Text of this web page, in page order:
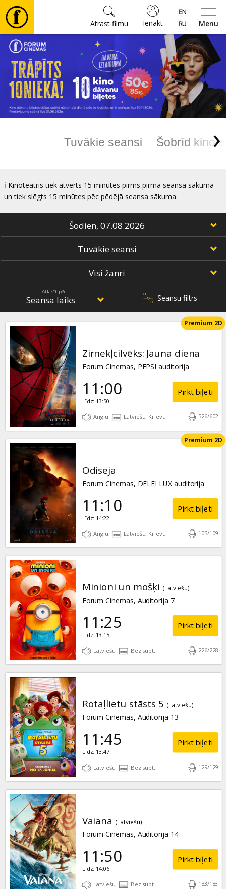
Menu
Ienākt
Atrast filmu
Filmas
🎵
Biļetes
Ziņas
B2B
Kino
Klubs
Tuvākie seansi Šobrīd ›
ℹ️ Kinoteātris tiek atvērts 15 minūtes pirms pirmā seansa sākuma
un tiek slēgts 15 minūtes pēc pēdējā seansa sākuma.
Atlasīt pēc
Seansu filtrs
Zirnekļcilvēks: Jauna diena
Forum Cinemas, PEPSI auditorija
Premium 2D
11:00
Līdz: 13:50
Pirkt biļeti
Angļu Latviešu, Krievu 526/602
Odiseja
Forum Cinemas, DELFI LUX auditorija
Premium 2D
11:10
Līdz: 14:22
Pirkt biļeti
Angļu Latviešu, Krievu 105/109
Minioni un mošķi (Latviešu)
Forum Cinemas, Auditorija 7
11:25
Līdz: 13:15
Pirkt biļeti
Latviešu Bez subt. 226/228
Rotaļlietu stāsts 5 (Latviešu)
Forum Cinemas, Auditorija 13
11:45
Līdz: 13:47
Pirkt biļeti
Latviešu Bez subt. 129/129
Vaiana (Latviešu)
Forum Cinemas, Auditorija 14
11:50
Līdz: 14:06
Pirkt biļeti
Latviešu Bez subt. 183/183